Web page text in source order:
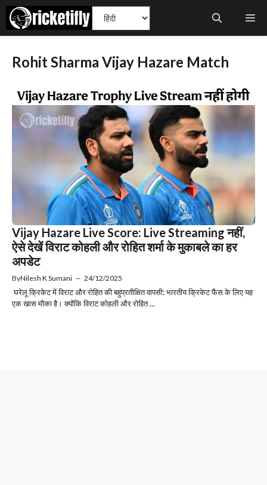
Skip
content
Rohit Sharma Vijay Hazare Match
Vijay Hazare Live Score: Live Streaming नहीं,
ऐसे देखें विराट कोहली और रोहित शर्मा के मुकाबले का हर
अपडेट
ByNilesh K Sumani — 24/12/2025
घरेलू क्रिकेट में विराट और रोहित की बहुप्रतीक्षित वापसी: भारतीय क्रिकेट फैंस के लिए यह
एक खास मौका है। क्योंकि विराट कोहली और रोहित ...